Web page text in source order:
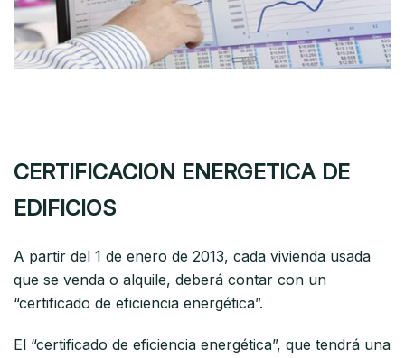
CERTIFICACION ENERGETICA DE
EDIFICIOS
A partir del 1 de enero de 2013, cada vivienda usada
que se venda o alquile, deberá contar con un
“certificado de eficiencia energética”.
El “certificado de eficiencia energética”, que tendrá una